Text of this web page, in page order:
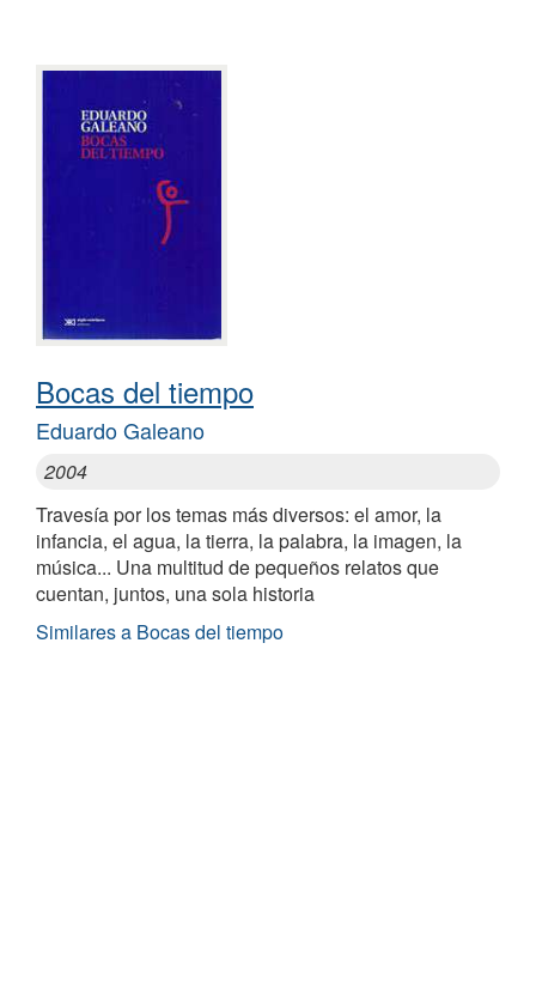
Bocas del tiempo
Eduardo Galeano
2004
Travesía por los temas más diversos: el amor, la
infancia, el agua, la tierra, la palabra, la imagen, la
música... Una multitud de pequeños relatos que
cuentan, juntos, una sola historia
Similares a Bocas del tiempo